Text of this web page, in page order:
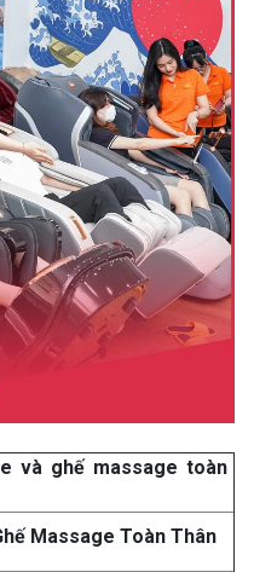
và ghế massage toàn
Massage Toàn Thân